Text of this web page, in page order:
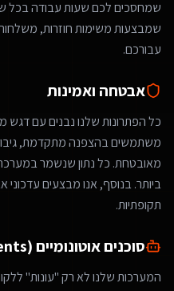
שמחסכים לכם שעות עבודה בכל
שמבצעות משימות חוזרות, משלחות
עבורכם.
אבטחה ואמינות
כל הפתרונות שלנו נבנים עם דגש
משתמשים בהצפנה מתקדמת,
מאובטחת. כל נתון שנשמר במערכת
ביותר. בנוסף, אנו מבצעים
תקופתיות.
סוכנים אוטונומיים (Autonomous Agents)
המערכות שלנו לא רק "עונות"